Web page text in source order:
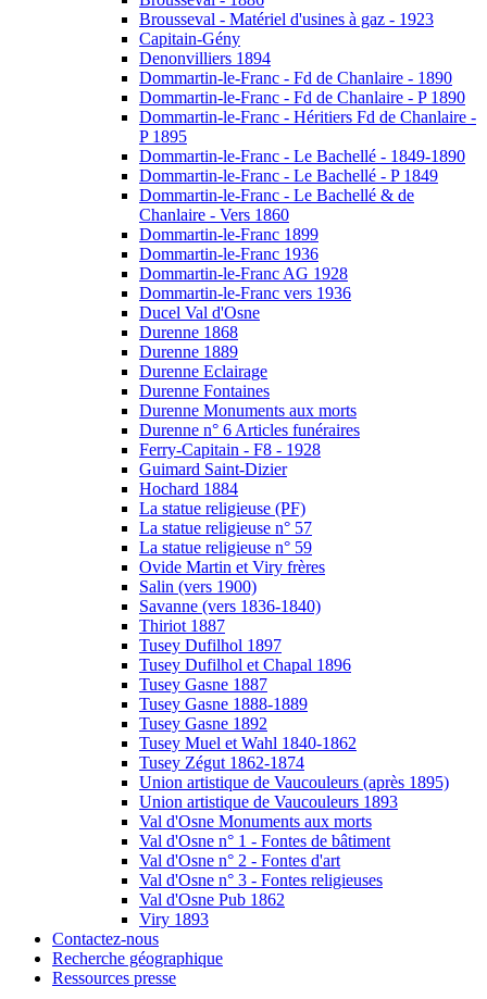
Brousseval - Matériel d'usines à gaz - 1923
Capitain-Gény
Denonvilliers 1894
Dommartin-le-Franc - Fd de Chanlaire - 1890
Dommartin-le-Franc - Fd de Chanlaire - P 1890
Dommartin-le-Franc - Héritiers Fd de Chanlaire -
P 1895
Dommartin-le-Franc - Le Bachellé - 1849-1890
Dommartin-le-Franc - Le Bachellé - P 1849
Dommartin-le-Franc - Le Bachellé & de
Chanlaire - Vers 1860
Dommartin-le-Franc 1899
Dommartin-le-Franc 1936
Dommartin-le-Franc AG 1928
Dommartin-le-Franc vers 1936
Ducel Val d'Osne
Durenne 1868
Durenne 1889
Durenne Eclairage
Durenne Fontaines
Durenne Monuments aux morts
Durenne n° 6 Articles funéraires
Ferry-Capitain - F8 - 1928
Guimard Saint-Dizier
Hochard 1884
La statue religieuse (PF)
La statue religieuse n° 57
La statue religieuse n° 59
Ovide Martin et Viry frères
Salin (vers 1900)
Savanne (vers 1836-1840)
Thiriot 1887
Tusey Dufilhol 1897
Tusey Dufilhol et Chapal 1896
Tusey Gasne 1887
Tusey Gasne 1888-1889
Tusey Gasne 1892
Tusey Muel et Wahl 1840-1862
Tusey Zégut 1862-1874
Union artistique de Vaucouleurs (après 1895)
Union artistique de Vaucouleurs 1893
Val d'Osne Monuments aux morts
Val d'Osne n° 1 - Fontes de bâtiment
Val d'Osne n° 2 - Fontes d'art
Val d'Osne n° 3 - Fontes religieuses
Val d'Osne Pub 1862
Viry 1893
Contactez-nous
Recherche géographique
Ressources presse